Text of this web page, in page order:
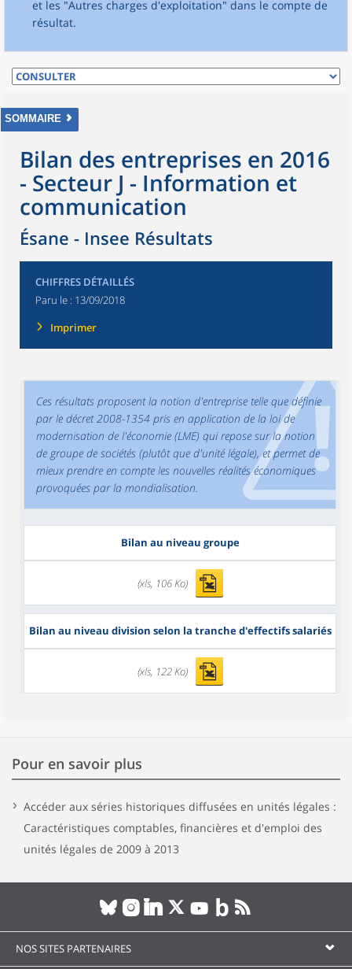
et les "Autres charges d'exploitation" dans le compte de
résultat.
SOMMAIRE
Bilan des entreprises en 2016
- Secteur J - Information et
communication
Ésane - Insee Résultats
CHIFFRES DÉTAILLÉS
Paru le : 13/09/2018
Imprimer
Ces résultats proposent la notion d'entreprise telle que définie
par le décret 2008-1354 pris en application de la loi de
modernisation de l'économie (LME) qui repose sur la notion
de groupe de sociétés (plutôt que d'unité légale), et permet de
mieux prendre en compte les nouvelles réalités économiques
provoquées par la mondialisation.
Bilan au niveau groupe
(xls, 106 Ko)
Bilan au niveau division selon la tranche d'effectifs salariés
(xls, 122 Ko)
Pour en savoir plus
Accéder aux séries historiques diffusées en unités légales :
Caractéristiques comptables, financières et d'emploi des
unités légales de 2009 à 2013
NOS SITES PARTENAIRES